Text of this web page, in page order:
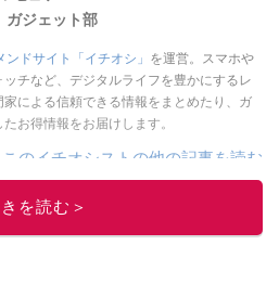
ジェット部
ンドサイト「イチオシ」 を運営。スマホや
チなど、デジタルライフを豊かにするレ
による信頼できる情報をまとめたり、ガ
お得情報をお届けします。
このイチオシストの他の記事を読む
を読む＞